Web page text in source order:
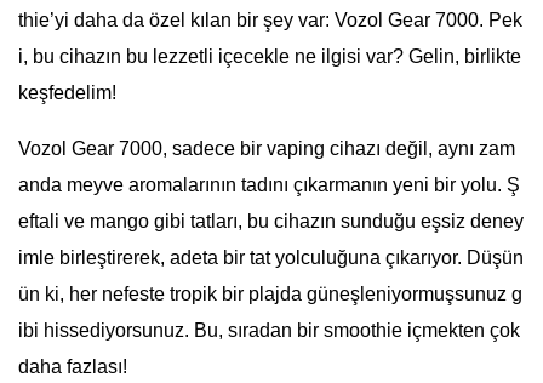
thie’yi daha da özel kılan bir şey var: Vozol Gear 7000. Pek
i, bu cihazın bu lezzetli içecekle ne ilgisi var? Gelin, birlikte
keşfedelim!
Vozol Gear 7000, sadece bir vaping cihazı değil, aynı zam
anda meyve aromalarının tadını çıkarmanın yeni bir yolu. Ş
eftali ve mango gibi tatları, bu cihazın sunduğu eşsiz deney
imle birleştirerek, adeta bir tat yolculuğuna çıkarıyor. Düşün
ün ki, her nefeste tropik bir plajda güneşleniyormuşsunuz g
ibi hissediyorsunuz. Bu, sıradan bir smoothie içmekten çok
daha fazlası!